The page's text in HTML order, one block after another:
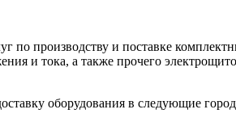
по производству и поставке
и тока, а также прочего
оборудования в следующие